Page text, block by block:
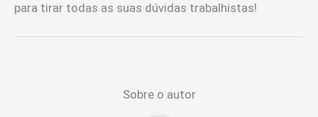
para tirar todas as suas dúvidas trabalhistas!
Sobre o autor